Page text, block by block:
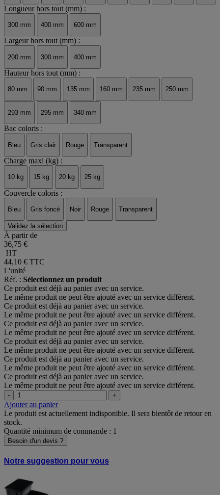
Longueur hors tout (mm) :
300 mm 400 mm 600 mm
Largeur hors tout (mm) :
200 mm 300 mm 400 mm
Hauteur hors tout (mm) :
80 mm 90 mm 135 mm 160 mm 235 mm 250 mm
293 mm 295 mm 340 mm
Bac coloris :
Bleu Gris clair Rouge Transparent
Charge maxi (kg) :
10 kg 15 kg 20 kg 25 kg
Couvercle coloris :
Bleu Gris foncé Noir Rouge Transparent
Validez la sélection
À partir de
36,75 €
HT
44,10 € TTC
L'unité
Réf. : Sélectionnez un produit
Ce produit est déjà au panier avec un service.
Le même produit ne peut être ajouté avec un service différent.
Ce produit est déjà au panier avec un service.
Le même produit ne peut être ajouté avec un service différent.
Ce produit est déjà au panier avec un service.
Le même produit ne peut être ajouté avec un service différent.
Ce produit est déjà au panier avec un service.
Le même produit ne peut être ajouté avec un service différent.
Ce produit est déjà au panier avec un service.
Le même produit ne peut être ajouté avec un service différent.
Ce produit est déjà au panier avec un service.
Le même produit ne peut être ajouté avec un service différent.
- +
Ajouter au panier
Le produit est actuellement indisponible. Il sera bientôt de retour en
stock.
Quantité minimum de commande : 1
Besoin d'un devis ?
Notre suggestion pour vous